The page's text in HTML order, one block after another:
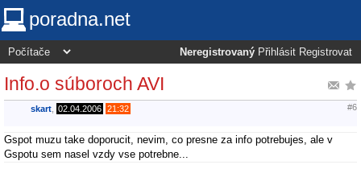
poradna.net
Neregistrovaný Přihlásit Registrovat
Info.o súboroch AVI
skart 02.04.2006 21:32 #6
Gspot muzu take doporucit, nevim, co presne za info potrebujes, ale v
Gspotu sem nasel vzdy vse potrebne...